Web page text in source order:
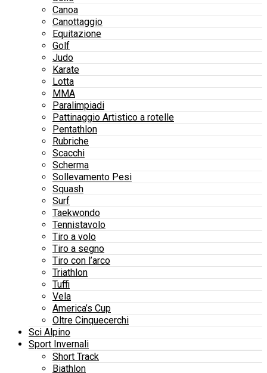
Canoa
Canottaggio
Equitazione
Golf
Judo
Karate
Lotta
MMA
Paralimpiadi
Pattinaggio Artistico a rotelle
Pentathlon
Rubriche
Scacchi
Scherma
Sollevamento Pesi
Squash
Surf
Taekwondo
Tennistavolo
Tiro a volo
Tiro a segno
Tiro con l’arco
Triathlon
Tuffi
Vela
America’s Cup
Oltre Cinquecerchi
Sci Alpino
Sport Invernali
Short Track
Biathlon